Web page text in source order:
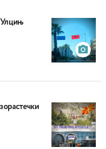
Улцињ